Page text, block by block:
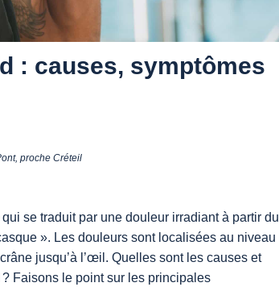
: causes, symptômes
proche Créteil
se traduit par une douleur irradiant à partir du
». Les douleurs sont localisées au niveau
jusqu’à l’œil. Quelles sont les causes et
? Faisons le point sur les principales